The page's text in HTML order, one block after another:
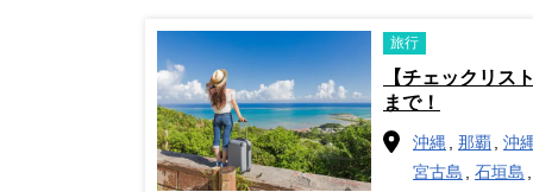
旅行
【チェックリス
まで！
沖縄 那覇 沖
宮古島
石垣島